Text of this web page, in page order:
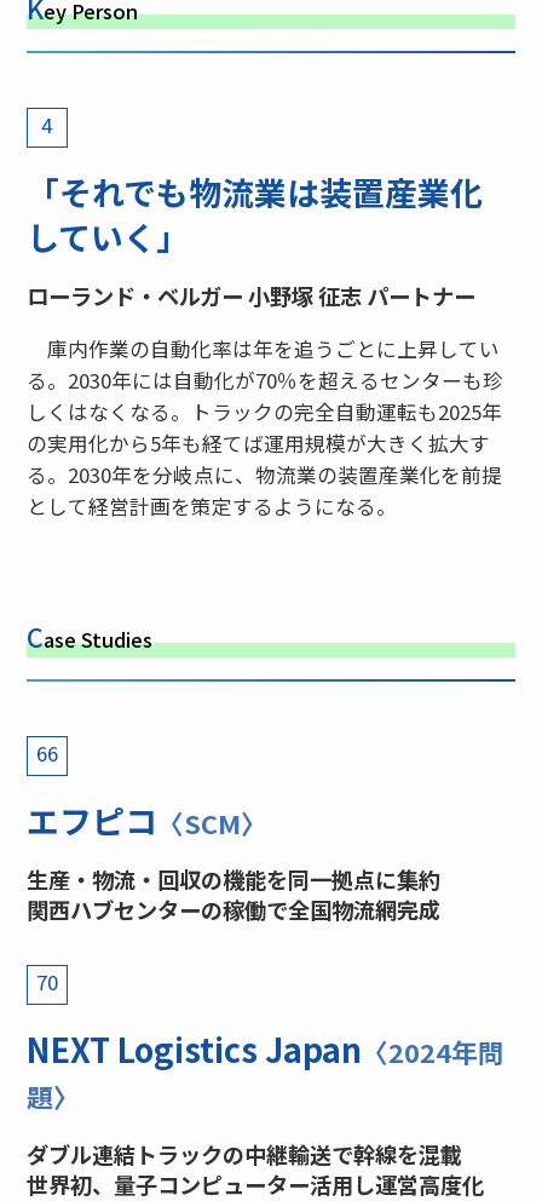
Key Person
4
「それでも物流業は装置産業化
していく」
ローランド・ベルガー 小野塚 征志 パートナー
庫内作業の自動化率は年を追うごとに上昇してい
る。2030年には自動化が70％を超えるセンターも珍
しくはなくなる。トラックの完全自動運転も2025年
の実用化から5年も経てば運用規模が大きく拡大す
る。2030年を分岐点に、物流業の装置産業化を前提
として経営計画を策定するようになる。
Case Studies
66
エフピコ 〈SCM〉
生産・物流・回収の機能を同一拠点に集約
関西ハブセンターの稼働で全国物流網完成
70
NEXT Logistics Japan 〈2024年問
題〉
ダブル連結トラックの中継輸送で幹線を混載
世界初、量子コンピューター活用し運営高度化